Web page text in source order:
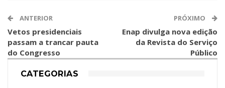
ANTERIOR
Vetos presidenciais
passam a trancar pauta
do Congresso
PRÓXIMO
Enap divulga nova edição
da Revista do Serviço
Público
CATEGORIAS